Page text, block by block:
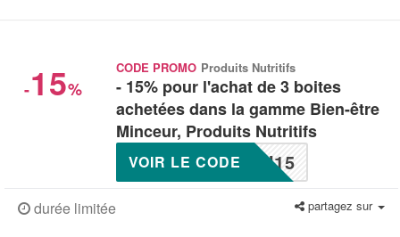
-15%
CODE PROMO Produits Nutritifs
- 15% pour l'achat de 3 boites
achetées dans la gamme Bien-être
Minceur, Produits Nutritifs
N15
VOIR LE CODE
durée limitée partagez sur